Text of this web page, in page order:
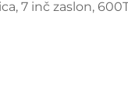
7 inč zaslon,